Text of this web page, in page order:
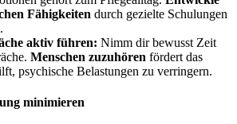
Fähigkeiten durch gezielte Schulungen
aktiv führen: Nimm dir bewusst Zeit
Menschen zuzuhören fördert das
psychische Belastungen zu verringern.
minimieren